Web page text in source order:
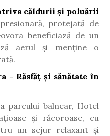
căldurii și poluării
protejată de
beneficiază de un
aerul și menține o
- Răsfăț și sănătate în
parcului balnear, Hotel
și răcoroase, cu
un sejur relaxant și